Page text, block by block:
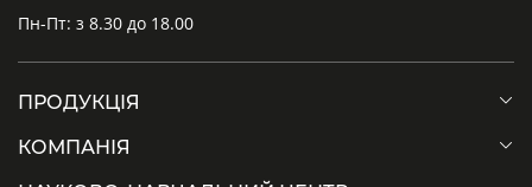
Пн-Пт: з 8.30 до 18.00
ПРОДУКЦІЯ
КОМПАНІЯ